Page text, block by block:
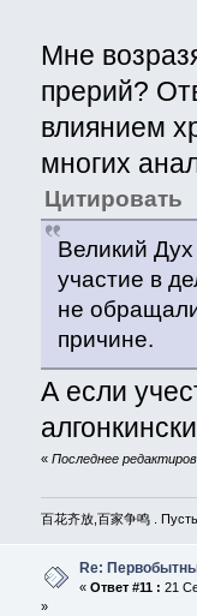
Мне
прерий?
влиянием
многих
Цитировать
Великий
участие в
не
причине.
А если
« Последнее
百花齐放,百家争鸣 .
Re:
« Ответ #11 : 21
»